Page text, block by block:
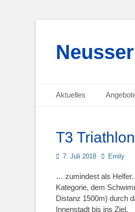
Primäres Menü
Inhalt
Aktuelles
springen
T3
Posted
7. Juli 2018 AutorEmily
… zumindest als Helfer.
Kategorie, dem
Distanz 1500m) durch
Innenstadt bis ins Ziel.